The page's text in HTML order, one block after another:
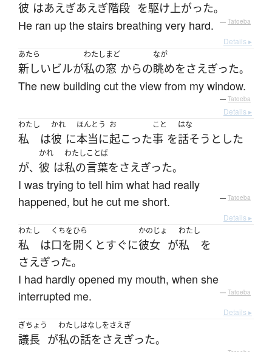
彼 はあえぎあえぎ階段 を駆け上がった。
He ran up the stairs breathing very hard. — Tatoeba
Details ▸
あたら
新しいビルが
わたし
私の
まど
窓 からの
なが
眺めをさえぎった。
The new building cut the view from my window.
— Tatoeba
Details ▸
わたし
私 は
かれ
彼 に
ほんとう
本当に
お
起こった
こと
事 を
はな
話そう とした
が、
かれ
彼 は
わたし
私の
ことば
言葉をさえぎった。
I was trying to tell him what had really
happened, but he cut me short.
— Tatoeba
Details ▸
わたし
私 は
くちをひら
口を開く とすぐに
かのじょ
彼女 が
わたし
私
を
さえぎった。
I had hardly opened my mouth, when she
interrupted me.
— Tatoeba
Details ▸
ぎちょう
議長 が
わたし
私の
はなしをさえぎ
話をさえぎった。